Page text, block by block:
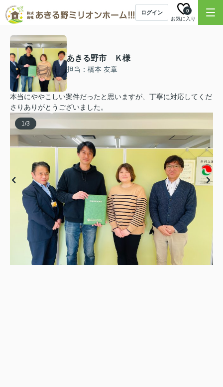
ログイン
お気に入り
0
あきる野市 Ｋ様
担当：橋本 友章
本当にややこしい案件だったと思いますが、丁寧に対応してくだ
さりありがとうございました。
1/3